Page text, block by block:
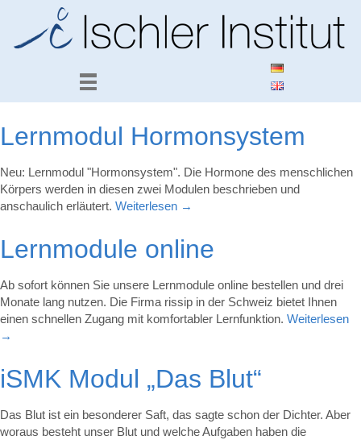
Lernmodul Hormonsystem
Neu: Lernmodul "Hormonsystem". Die Hormone des menschlichen
Körpers werden in diesen zwei Modulen beschrieben und
anschaulich erläutert. Weiterlesen →
Lernmodule online
Ab sofort können Sie unsere Lernmodule online bestellen und drei
Monate lang nutzen. Die Firma rissip in der Schweiz bietet Ihnen
einen schnellen Zugang mit komfortabler Lernfunktion. Weiterlesen
→
iSMK Modul „Das Blut“
Das Blut ist ein besonderer Saft, das sagte schon der Dichter. Aber
woraus besteht unser Blut und welche Aufgaben haben die